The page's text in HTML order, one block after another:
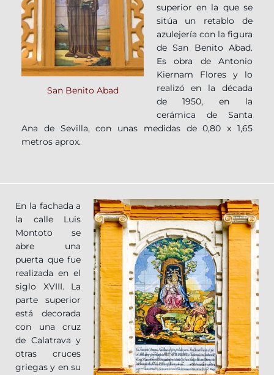
San Benito Abad
superior en la que se
sitúa un retablo de
azulejería con la figura
de San Benito Abad.
Es obra de Antonio
Kiernam Flores y lo
realizó en la década
de 1950, en la
cerámica de Santa
Ana de Sevilla, con unas medidas de 0,80 x 1,65
metros aprox.
En la fachada a
la calle Luis
Montoto se
abre una
puerta que fue
realizada en el
siglo XVIII. La
parte superior
está decorada
con una cruz
de Calatrava y
otras cruces
griegas y en su